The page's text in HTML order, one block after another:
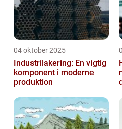
04 oktober 2025
Industrilakering: En vigtig
komponent i moderne
produktion